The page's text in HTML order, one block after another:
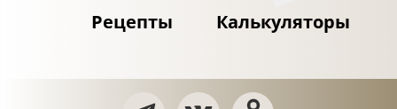
Рецепты Калькуляторы